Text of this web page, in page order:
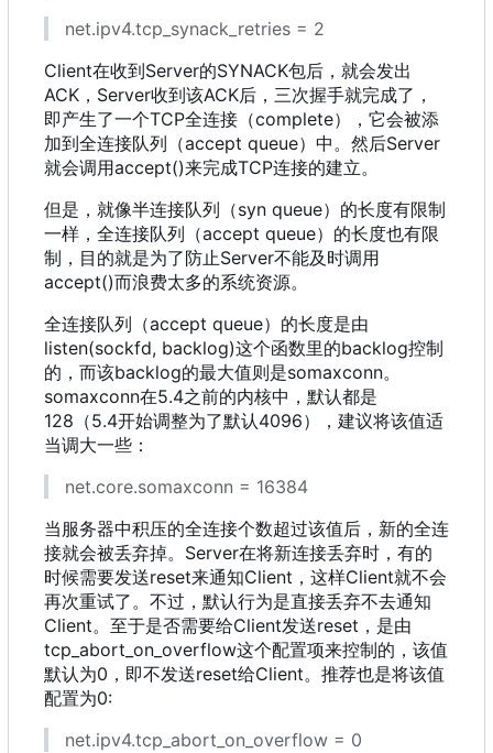
net.ipv4.tcp_synack_retries = 2
Client在收到Server的SYNACK包后 ， 就会发出
ACK ， Server收到该ACK后 ， 三次握手就完成了 ，
即产生了一个TCP全连接 （complete） ， 它会被添
加到全连接队列 （accept queue） 中。然后Server
就会调用accept()来完成TCP连接的建立。
但是 ， 就像半连接队列 （syn queue） 的长度有限制
一样 ， 全连接队列 （accept queue） 的长度也有限
制 ， 目的就是为了防止Server不能及时调用
accept()而浪费太多的系统资源。
全连接队列 （accept queue） 的长度是由
listen(sockfd, backlog)这个函数里的backlog控制
的 ， 而该backlog的最大值则是somaxconn。
somaxconn在5.4之前的内核中 ， 默认都是
128 （5.4开始调整为了默认4096） ， 建议将该值适
当调大一些 ：
net.core.somaxconn = 16384
当服务器中积压的全连接个数超过该值后 ， 新的全连
接就会被丢弃掉。Server在将新连接丢弃时 ， 有的
时候需要发送reset来通知Client ， 这样Client就不会
再次重试了。不过 ， 默认行为是直接丢弃不去通知
Client。至于是否需要给Client发送reset ， 是由
tcp_abort_on_overflow这个配置项来控制的 ， 该值
默认为0 ， 即不发送reset给Client。推荐也是将该值
配置为0:
net.ipv4.tcp_abort_on_overflow = 0